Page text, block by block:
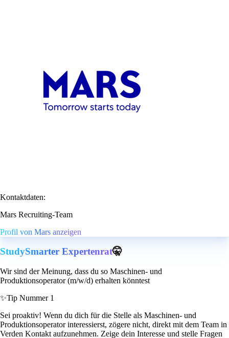
Kontaktdaten:
Mars Recruiting-Team
Profil von Mars anzeigen
StudySmarter Expertenrat🤫
Wir sind der Meinung, dass du so Maschinen- und
Produktionsoperator (m/w/d) erhalten könntest
✨Tip Nummer 1
Sei proaktiv! Wenn du dich für die Stelle als Maschinen- und
Produktionsoperator interessierst, zögere nicht, direkt mit dem Team in
Verden Kontakt aufzunehmen. Zeige dein Interesse und stelle Fragen